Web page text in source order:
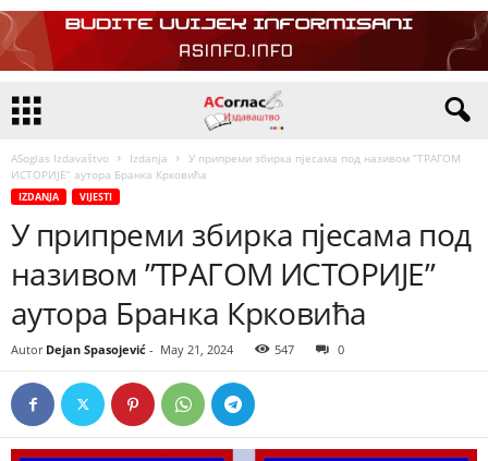
ASoglas Izdavaštvo Izdanja
У припреми збирка пјесама под називом ”ТРАГОМ
ИСТОРИЈЕ” аутора Бранка Крковића
IZDANJA VIJESTI
У припреми збирка пјесама под
називом ”ТРАГОМ ИСТОРИЈЕ”
аутора Бранка Крковића
Autor Dejan Spasojević - May 21, 2024 547 0